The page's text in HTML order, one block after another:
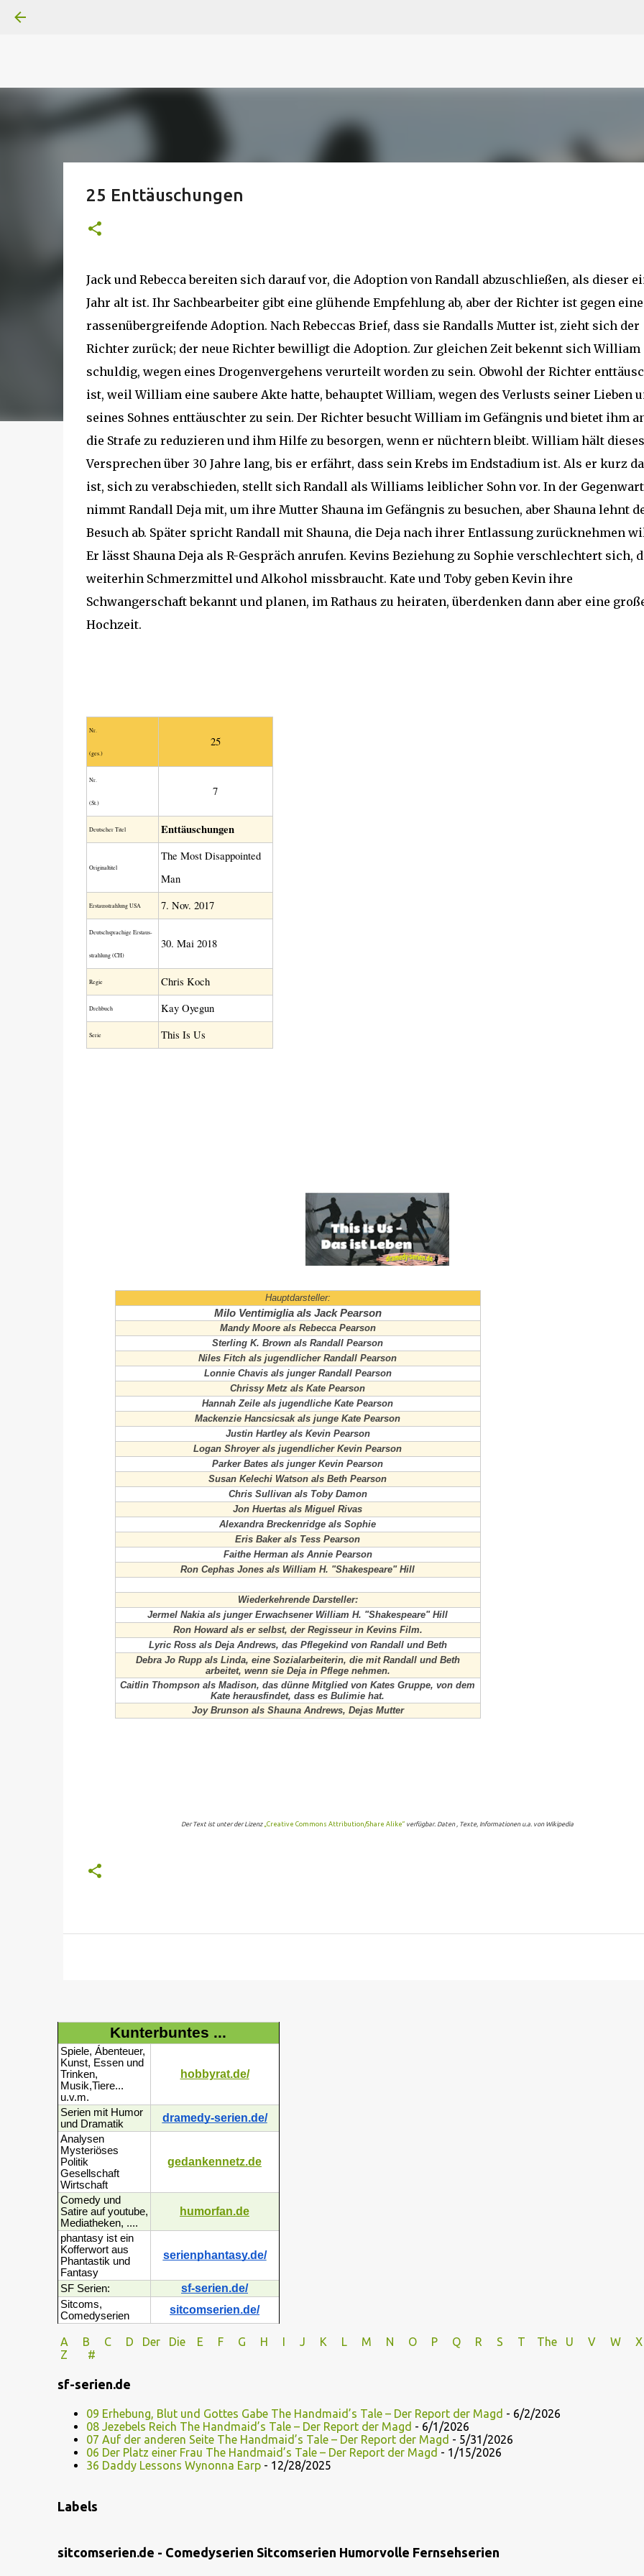
Superheldenserien
25 Enttäuschungen
Jack und Rebecca bereiten sich darauf vor, die Adoption von Randall abzuschließen, als dieser
Jahr alt ist. Ihr Sachbearbeiter gibt eine glühende Empfehlung ab, aber der Richter ist gegen eine
rassenübergreifende Adoption. Nach Rebeccas Brief, dass sie Randalls Mutter ist, zieht sich der
Richter zurück; der neue Richter bewilligt die Adoption. Zur gleichen Zeit bekennt sich William
schuldig, wegen eines Drogenvergehens verurteilt worden zu sein. Obwohl der Richter
ist, weil William eine saubere Akte hatte, behauptet William, wegen des Verlusts seiner Lieben
seines Sohnes enttäuschter zu sein. Der Richter besucht William im Gefängnis und bietet ihm
die Strafe zu reduzieren und ihm Hilfe zu besorgen, wenn er nüchtern bleibt. William hält dieses
Versprechen über 30 Jahre lang, bis er erfährt, dass sein Krebs im Endstadium ist. Als er kurz
ist, sich zu verabschieden, stellt sich Randall als Williams leiblicher Sohn vor. In der Gegenwart
nimmt Randall Deja mit, um ihre Mutter Shauna im Gefängnis zu besuchen, aber Shauna lehnt
Besuch ab. Später spricht Randall mit Shauna, die Deja nach ihrer Entlassung zurücknehmen
Er lässt Shauna Deja als R-Gespräch anrufen. Kevins Beziehung zu Sophie verschlechtert sich,
weiterhin Schmerzmittel und Alkohol missbraucht. Kate und Toby geben Kevin ihre
Schwangerschaft bekannt und planen, im Rathaus zu heiraten, überdenken dann aber eine
Hochzeit.
Nr.
(ges.)
25
Nr.
(St.)
7
Deutscher Titel Enttäuschungen
Original­titel
The Most Disappointed
Man
Erstaus­strahlung USA 7. Nov. 2017
Deutsch­sprachige Erstaus­
strahlung (CH)
30. Mai 2018
Regie Chris Koch
Drehbuch Kay Oyegun
Serie This Is Us
Hauptdarsteller:
Milo Ventimiglia als Jack Pearson
Mandy Moore als Rebecca Pearson
Sterling K. Brown als Randall Pearson
Niles Fitch als jugendlicher Randall Pearson
Lonnie Chavis als junger Randall Pearson
Chrissy Metz als Kate Pearson
Hannah Zeile als jugendliche Kate Pearson
Mackenzie Hancsicsak als junge Kate Pearson
Justin Hartley als Kevin Pearson
Logan Shroyer als jugendlicher Kevin Pearson
Parker Bates als junger Kevin Pearson
Susan Kelechi Watson als Beth Pearson
Chris Sullivan als Toby Damon
Jon Huertas als Miguel Rivas
Alexandra Breckenridge als Sophie
Eris Baker als Tess Pearson
Faithe Herman als Annie Pearson
Ron Cephas Jones als William H. "Shakespeare" Hill
Wiederkehrende Darsteller:
Jermel Nakia als junger Erwachsener William H. "Shakespeare" Hill
Ron Howard als er selbst, der Regisseur in Kevins Film.
Lyric Ross als Deja Andrews, das Pflegekind von Randall und Beth
Debra Jo Rupp als Linda, eine Sozialarbeiterin, die mit Randall und Beth
arbeitet, wenn sie Deja in Pflege nehmen.
Caitlin Thompson als Madison, das dünne Mitglied von Kates Gruppe, von dem
Kate herausfindet, dass es Bulimie hat.
Joy Brunson als Shauna Andrews, Dejas Mutter
Der Text ist unter der Lizenz „Creative Commons Attribution/Share Alike“verfügbar. Daten , Texte, Informationen u.a. von Wikipedia
Kunterbuntes ...
Spiele, Ábenteuer,
Kunst, Essen und
Trinken,
Musik,Tiere...
u.v.m.
hobbyrat.de/
Serien mit Humor
und Dramatik
dramedy-serien.de/
Analysen
Mysteriöses
Politik
Gesellschaft
Wirtschaft
gedankennetz.de
Comedy und
Satire auf youtube,
Mediatheken, ....
humorfan.de
phantasy ist ein
Kofferwort aus
Phantastik und
Fantasy
serienphantasy.de/
SF Serien: sf-serien.de/
Sitcoms,
Comedyserien
sitcomserien.de/
A B C D Der Die E F G H I J K L M N O P Q R S T The U V
W
Z
#
sf-serien.de
09 Erhebung, Blut und Gottes Gabe The Handmaid’s Tale – Der Report der Magd - 6/2/2026
08 Jezebels Reich The Handmaid’s Tale – Der Report der Magd - 6/1/2026
07 Auf der anderen Seite The Handmaid’s Tale – Der Report der Magd - 5/31/2026
06 Der Platz einer Frau The Handmaid’s Tale – Der Report der Magd - 1/15/2026
36 Daddy Lessons Wynonna Earp- 12/28/2025
Labels
sitcomserien.de - Comedyserien Sitcomserien Humorvolle Fernsehserien